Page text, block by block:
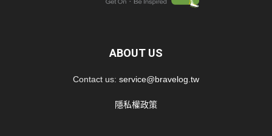
ABOUT US
Contact us: service@bravelog.tw
隱私權政策